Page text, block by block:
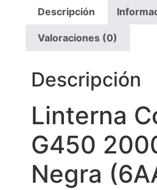
Descripción
Valoraciones (0)
Descripción
Linterna
G450
Negra